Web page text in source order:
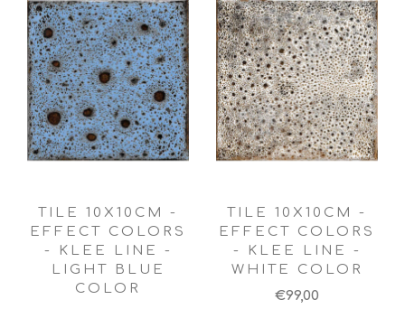
TILE 10X10CM -
EFFECT COLORS
- KLEE LINE -
LIGHT BLUE
COLOR
TILE 10X10CM -
EFFECT COLORS
- KLEE LINE -
WHITE COLOR
€99,00